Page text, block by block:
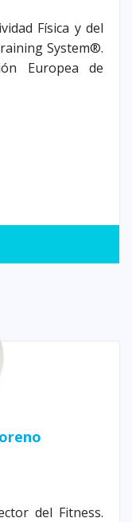
Física y del
System®.
Europea de
del Fitness.